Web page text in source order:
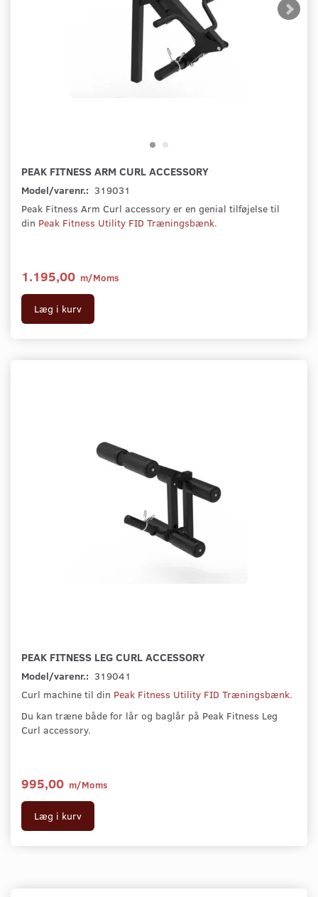
PEAK FITNESS ARM CURL ACCESSORY
Model/varenr.: 319031
Peak Fitness Arm Curl accessory er en genial tilføjelse til
din Peak Fitness Utility FID Træningsbænk.
1.195,00 m/Moms
Læg i kurv
PEAK FITNESS LEG CURL ACCESSORY
Model/varenr.: 319041
Curl machine til din Peak Fitness Utility FID Træningsbænk.
Du kan træne både for lår og baglår på Peak Fitness Leg
Curl accessory.
995,00 m/Moms
Læg i kurv